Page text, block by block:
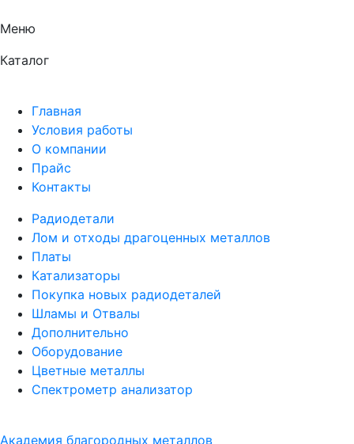
Меню
Каталог
Главная
Условия работы
О компании
Прайс
Контакты
Радиодетали
Лом и отходы драгоценных металлов
Платы
Катализаторы
Покупка новых радиодеталей
Шламы и Отвалы
Дополнительно
Оборудование
Цветные металлы
Спектрометр анализатор
Академия благородных металлов